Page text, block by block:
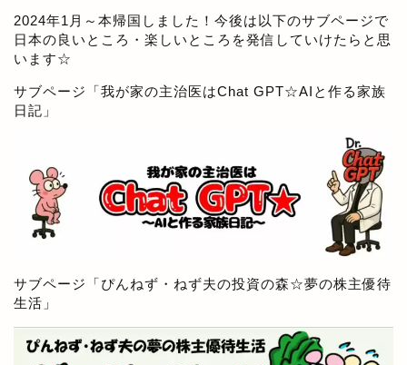
2024年1月～本帰国しました！今後は以下のサブページで
日本の良いところ・楽しいところを発信していけたらと思
います☆
サブページ「我が家の主治医はChat GPT☆AIと作る家族
日記 」
サブページ「ぴんねず・ねず夫の投資の森☆夢の株主優待
生活 」